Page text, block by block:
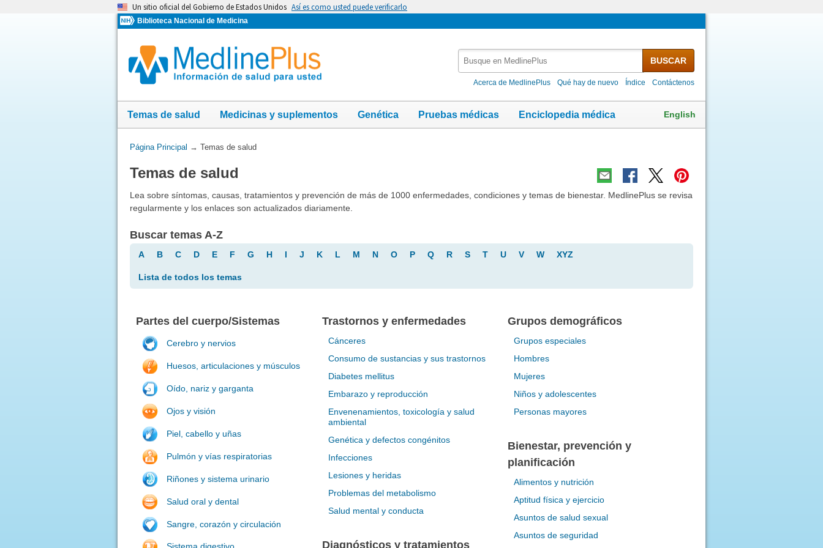
Un sitio oficial del Gobierno de Estados Unidos Así es como usted puede verificarlo
Biblioteca Nacional de Medicina
MedlinePlus
BUSCAR
Acerca de MedlinePlus Qué hay de nuevo Índice Contáctenos
Temas de salud Medicinas y suplementos Genética Pruebas médicas Enciclopedia médica English
Usted
aquí:
Página Principal → Temas de salud
Temas de salud
Lea sobre síntomas, causas, tratamientos y prevención de más de 1000 enfermedades, condiciones y temas de bienestar. MedlinePlus se revisa
regularmente y los enlaces son actualizados diariamente.
Buscar temas A-Z
A B C D E F G H I J K L M N O P Q R S T U V W XYZ
Lista de todos los temas
Partes del cuerpo/Sistemas
Cerebro y nervios
Huesos, articulaciones y músculos
Oído, nariz y garganta
Ojos y visión
Piel, cabello y uñas
Pulmón y vías respiratorias
Riñones y sistema urinario
Salud oral y dental
Sangre, corazón y circulación
Trastornos y enfermedades
Cánceres
Consumo de sustancias y sus trastornos
Diabetes mellitus
Embarazo y reproducción
Envenenamientos, toxicología y salud
ambiental
Genética y defectos congénitos
Infecciones
Lesiones y heridas
Problemas del metabolismo
Salud mental y conducta
Diagnósticos y tratamientos
Grupos demográficos
Grupos especiales
Hombres
Mujeres
Niños y adolescentes
Personas mayores
Bienestar, prevención y
planificación
Alimentos y nutrición
Aptitud física y ejercicio
Asuntos de salud sexual
Asuntos de seguridad